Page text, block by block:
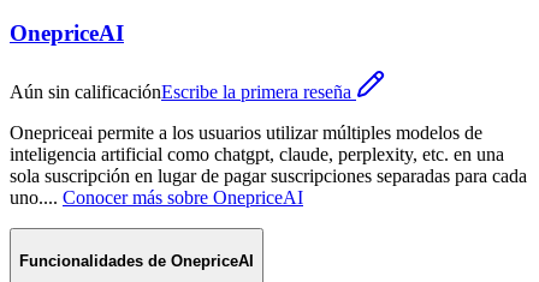
OnepriceAI
Aún sin calificaciónEscribe la primera reseña
Onepriceai permite a los usuarios utilizar múltiples modelos de
inteligencia artificial como chatgpt, claude, perplexity, etc. en una
sola suscripción en lugar de pagar suscripciones separadas para cada
uno.... Conocer más sobre OnepriceAI
Funcionalidades de OnepriceAI